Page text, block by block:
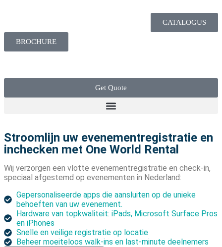
CATALOGUS
BROCHURE
Get Quote
Stroomlijn uw evenementregistratie en
inchecken met One World Rental
Wij verzorgen een vlotte evenementregistratie en check-in,
speciaal afgestemd op evenementen in Nederland:
Gepersonaliseerde apps die aansluiten op de unieke
behoeften van uw evenement.
Hardware van topkwaliteit: iPads, Microsoft Surface Pros
en iPhones
Snelle en veilige registratie op locatie
Beheer moeiteloos walk-ins en last-minute deelnemers